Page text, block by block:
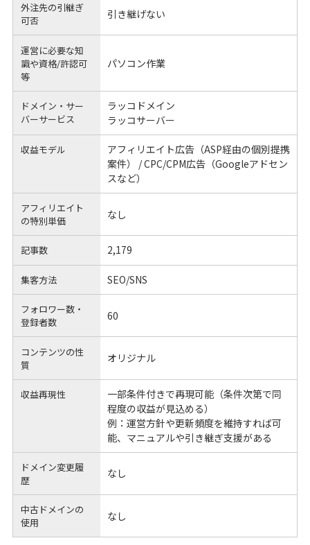
外注先の引継ぎ
可否
引き継げない
運営に必要な知
識や資格/許認可
等
パソコン作業
ドメイン・サー
バーサービス
ラッコドメイン
ラッコサーバー
収益モデル
アフィリエイト広告（ASP経由の個別提携
案件） / CPC/CPM広告（Googleアドセン
スなど）
アフィリエイト
の特別単価 なし
記事数 2,179
集客方法 SEO/SNS
フォロワー数・
登録者数
60
コンテンツの性
質
オリジナル
収益再現性
一部条件付きで再現可能（条件次第で同
程度の収益が見込める）
例：運営方針や更新頻度を維持すれば可
能、マニュアルや引き継ぎ支援がある
ドメイン変更履
歴
なし
中古ドメインの
使用
なし